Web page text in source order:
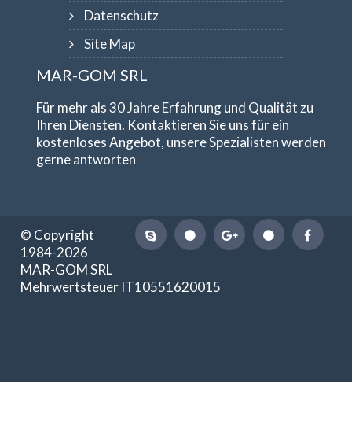
Datenschutz
Site Map
MAR-GOM SRL
Für mehr als 30 Jahre Erfahrung und Qualität zu
Ihren Diensten. Kontaktieren Sie uns für ein
kostenloses Angebot, unsere Spezialisten werden
gerne antworten
© Copyright
1984-2026
MAR-GOM SRL
Mehrwertsteuer IT10551620015